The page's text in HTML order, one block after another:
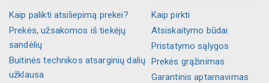
Kaip palikti atsiliepimą prekei?
Prekės, užsakomos iš tiekėjų
sandėlių
Buitinės technikos atsarginių dalių
užklausa
Kaip pirkti
Atsiskaitymo būdai
Pristatymo sąlygos
Prekės grąžinimas
Garantinis aptarnavimas